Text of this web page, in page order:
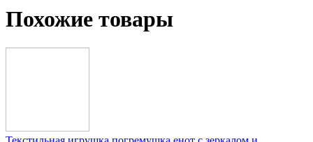
Похожие товары